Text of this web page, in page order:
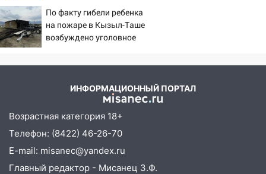
По факту гибели ребенка
на пожаре в Кызыл-Таше
возбуждено уголовное
ИНФОРМАЦИОННЫЙ ПОРТАЛ
Возрастная категория 18+
Телефон: (8422) 46-26-70
E-mail: misanec@yandex.ru
Главный редактор - Мисанец З.Ф.